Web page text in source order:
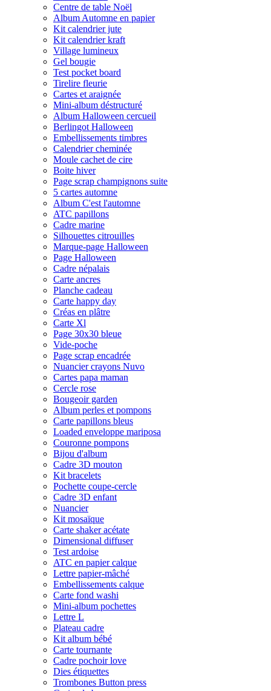
Centre de table Noël
Album Automne en papier
Kit calendrier jute
Kit calendrier kraft
Village lumineux
Gel bougie
Test pocket board
Tirelire fleurie
Cartes et araignée
Mini-album déstructuré
Album Halloween cercueil
Berlingot Halloween
Embellissements timbres
Calendrier cheminée
Moule cachet de cire
Boite hiver
Page scrap champignons suite
5 cartes automne
Album C'est l'automne
ATC papillons
Cadre marine
Silhouettes citrouilles
Marque-page Halloween
Page Halloween
Cadre népalais
Carte ancres
Planche cadeau
Carte happy day
Créas en plâtre
Carte Xl
Page 30x30 bleue
Vide-poche
Page scrap encadrée
Nuancier crayons Nuvo
Cartes papa maman
Cercle rose
Bougeoir garden
Album perles et pompons
Carte papillons bleus
Loaded enveloppe mariposa
Couronne pompons
Bijou d'album
Cadre 3D mouton
Kit bracelets
Pochette coupe-cercle
Cadre 3D enfant
Nuancier
Kit mosaïque
Carte shaker acétate
Dimensional diffuser
Test ardoise
ATC en papier calque
Lettre papier-mâché
Embellissements calque
Carte fond washi
Mini-album pochettes
Lettre L
Plateau cadre
Kit album bébé
Carte tournante
Cadre pochoir love
Dies étiquettes
Trombones Button press